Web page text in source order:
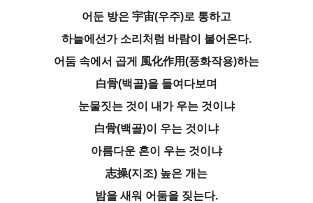
어둔 방은 宇宙(우주)로 통하고
하늘에선가 소리처럼 바람이 불어온다.
어둠 속에서 곱게 風化作用(풍화작용)하는
白骨(백골)을 들여다보며
눈물짓는 것이 내가 우는 것이냐
白骨(백골)이 우는 것이냐
아름다운 혼이 우는 것이냐
志操(지조) 높은 개는
밤을 새워 어둠을 짖는다.